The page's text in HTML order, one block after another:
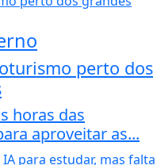
perto dos
horas das
aproveitar as...